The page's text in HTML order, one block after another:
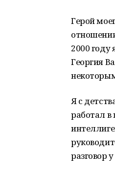
Герой
2000 году
Георгия
Я с
работал
разговор